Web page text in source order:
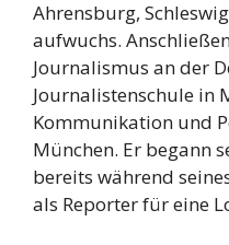
Ahrensburg,
aufwuchs.
Journalismus an der
Journalistenschule in
Kommunikation und
München. Er begann
bereits während
als Reporter für eine